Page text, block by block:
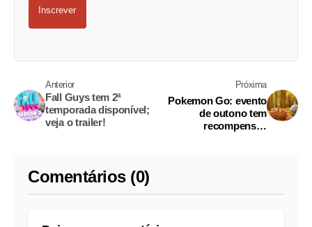
Inscrever
Anterior
Fall Guys tem 2ª
temporada disponível;
veja o trailer!
Próxima
Pokemon Go: evento
de outono tem
recompensas
Comentários (0)